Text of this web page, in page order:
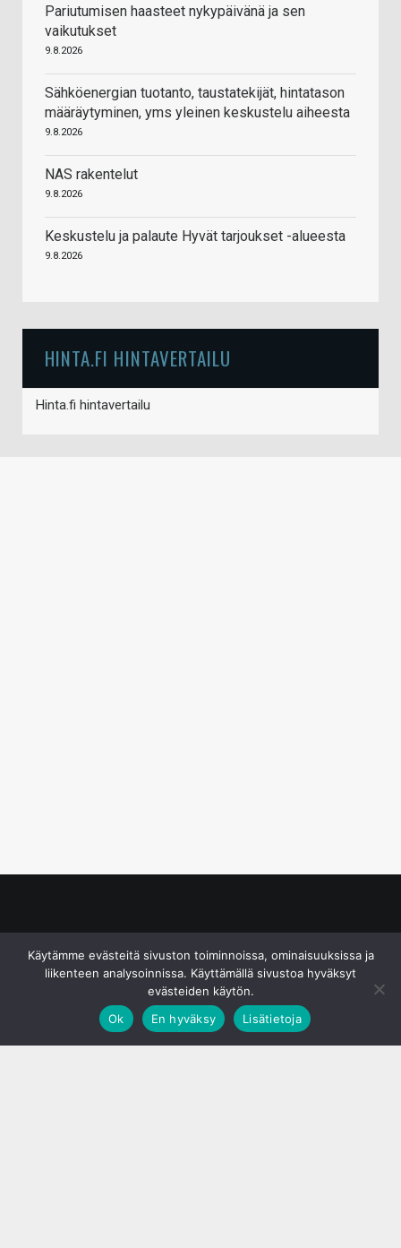
Pariutumisen haasteet nykypäivänä ja sen
vaikutukset
9.8.2026
Sähköenergian tuotanto, taustatekijät, hintatason
määräytyminen, yms yleinen keskustelu aiheesta
9.8.2026
NAS rakentelut
9.8.2026
Keskustelu ja palaute Hyvät tarjoukset -alueesta
9.8.2026
HINTA.FI HINTAVERTAILU
Hinta.fi hintavertailu
Käytämme evästeitä sivuston toiminnoissa, ominaisuuksissa ja
liikenteen analysoinnissa. Käyttämällä sivustoa hyväksyt
evästeiden käytön.
Ok
En hyväksy Lisätietoja